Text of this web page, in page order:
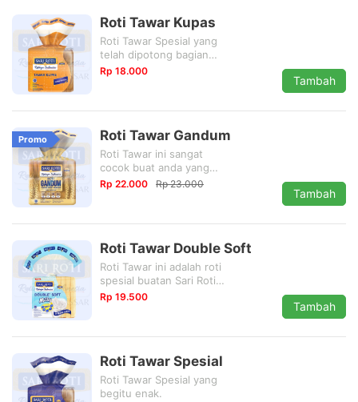
Roti Tawar Kupas
Roti Tawar Spesial yang
telah dipotong bagian
luarnya.
Rp 18.000
Tambah
Promo Roti Tawar Gandum
Roti Tawar ini sangat
cocok buat anda yang
mengutamakan
Rp 22.000 Rp 23.000
Tambah
Roti Tawar Double Soft
Roti Tawar ini adalah roti
spesial buatan Sari Roti
karena dibuat dengan
Sangat enak untuk
Rp 19.500
Tambah
Roti Tawar Spesial
Roti Tawar Spesial yang
begitu enak.